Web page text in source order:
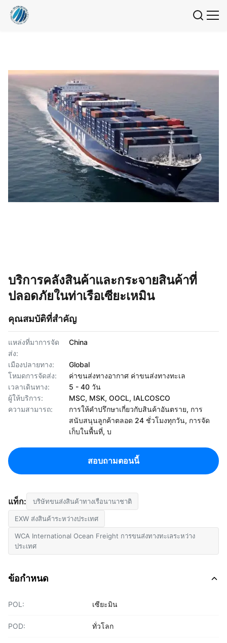
บริการคลังสินค้าและกระจายสินค้าที่
ปลอดภัยในท่าเรือเซียะเหมิน
คุณสมบัติที่สำคัญ
แหล่งที่มาการจัด
ส่ง:
China
เมืองปลายทาง:
Global
โหมดการจัดส่ง:
ค่าขนส่งทางอากาศ ค่าขนส่งทางทะเล
เวลาเดินทาง:
5 - 40 วัน
ผู้ให้บริการ:
MSC, MSK, OOCL, IALCOSCO
ความสามารถ:
การให้คำปรึกษาเกี่ยวกับสินค้าอันตราย, การ
สนับสนุนลูกค้าตลอด 24 ชั่วโมงทุกวัน, การจัด
เก็บในพื้นที่, บ
สอบถามตอนนี้
แท็ก: บริษัทขนส่งสินค้าทางเรือนานาชาติ
EXW ส่งสินค้าระหว่างประเทศ
WCA International Ocean Freight การขนส่งทางทะเลระหว่าง
ประเทศ
ข้อกำหนด
POL: เซียะมิน
POD: ทั่วโลก